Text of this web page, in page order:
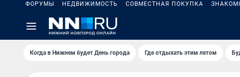
ФОРУМЫ НЕДВИЖИМОСТЬ СОВМЕСТНАЯ ПОКУПКА
Когда в Нижнем будет День города Где отдыхать этим летом